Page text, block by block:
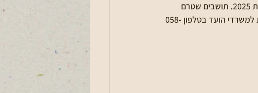
🏢 עדכון הנחות לתשלום ארנונה - שימו לב כי יש לחדש את ההנחות בארנונה לשנת 2025. תושבים שטרם
עידכנו את ההנחות יש לטפל בזאת מול המועצה. לפרטים ומידע מפורט ניתן לפנות למשרדי הועד בטלפון 058-